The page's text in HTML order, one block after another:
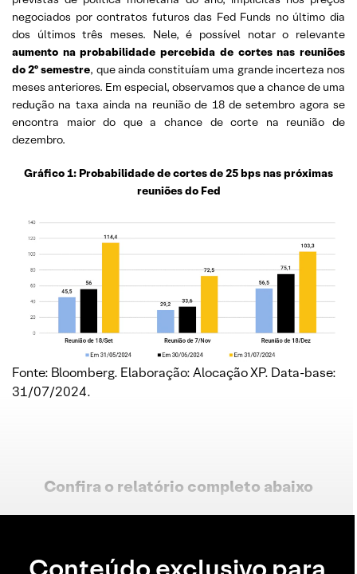
negociados por contratos futuros das Fed Funds no último dia
dos últimos três meses. Nele, é possível notar o relevante
aumento na probabilidade percebida de cortes nas reuniões
do 2º semestre, que ainda constituíam uma grande incerteza nos
meses anteriores. Em especial, observamos que a chance de uma
redução na taxa ainda na reunião de 18 de setembro agora se
encontra maior do que a chance de corte na reunião de
dezembro.
Gráfico 1: Probabilidade de cortes de 25 bps nas próximas
reuniões do Fed
Fonte: Bloomberg. Elaboração: Alocação XP. Data-base:
31/07/2024.
Confira o relatório completo abaixo